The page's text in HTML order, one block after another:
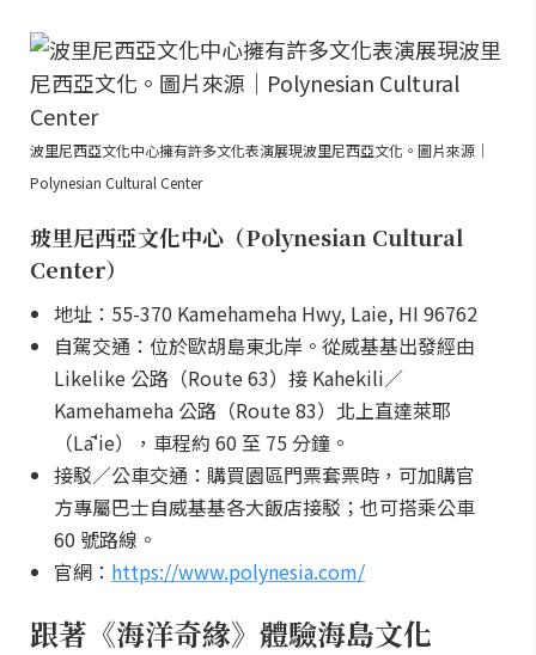
波里尼西亞文化中心擁有許多文化表演展現波里尼西亞文化。圖片來源｜
Polynesian Cultural Center
玻里尼西亞文化中心（Polynesian Cultural
Center）
地址：55-370 Kamehameha Hwy, Laie, HI 96762
自駕交通：位於歐胡島東北岸。從威基基出發經由
Likelike 公路（Route 63）接 Kahekili／
Kamehameha 公路（Route 83）北上直達萊耶
（Lāʻie），車程約 60 至 75 分鐘。
接駁／公車交通：購買園區門票套票時，可加購官
方專屬巴士自威基基各大飯店接駁；也可搭乘公車
60 號路線。
官網： https://www.polynesia.com/
跟著《海洋奇緣》體驗海島文化